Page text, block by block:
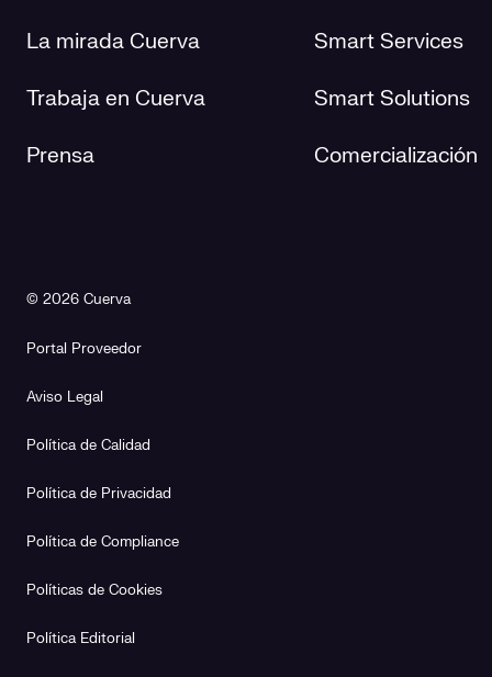
La mirada Cuerva
Trabaja en Cuerva
Prensa
Smart Services
Smart Solutions
Comercialización
© 2026 Cuerva
Portal Proveedor
Aviso Legal
Política de Calidad
Política de Privacidad
Política de Compliance
Políticas de Cookies
Política Editorial